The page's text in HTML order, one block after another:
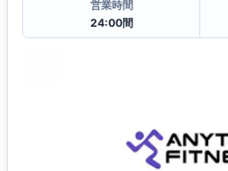
営業時間
24:00間